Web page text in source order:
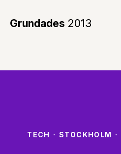
Grundades 2013
TECH · STOCKHOLM ·